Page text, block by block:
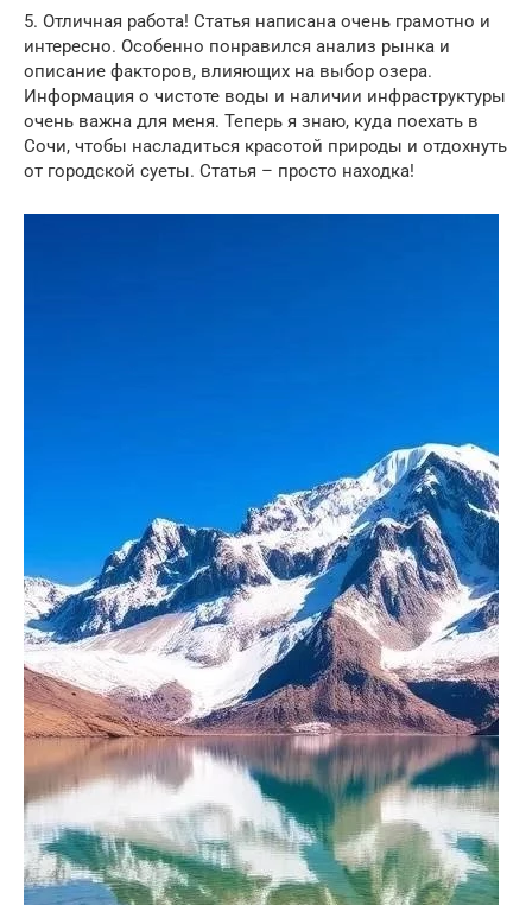
5. Отличная работа! Статья написана очень грамотно и
интересно. Особенно понравился анализ рынка и
описание факторов, влияющих на выбор озера.
Информация о чистоте воды и наличии инфраструктуры
очень важна для меня. Теперь я знаю, куда поехать в
Сочи, чтобы насладиться красотой природы и отдохнуть
от городской суеты. Статья – просто находка!